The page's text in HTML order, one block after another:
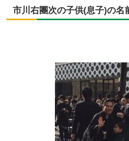
市川右團次の子供(息子)の名